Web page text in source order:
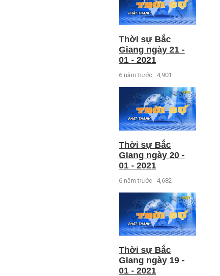
Thời sự Bắc
Giang ngày 21 -
01 - 2021
6 năm trước 4,901
Thời sự Bắc
Giang ngày 20 -
01 - 2021
6 năm trước 4,682
Thời sự Bắc
Giang ngày 19 -
01 - 2021